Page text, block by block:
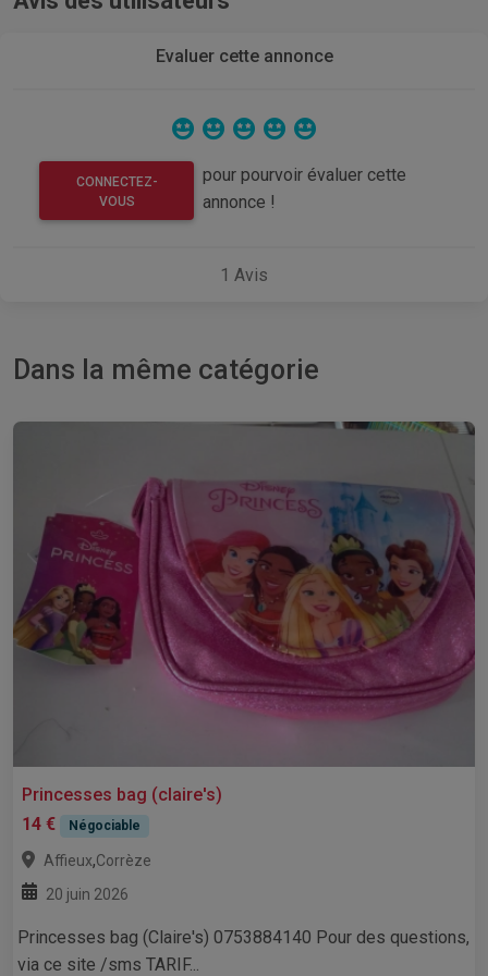
Evaluer cette annonce
CONNECTEZ-
VOUS
pour pourvoir évaluer cette
annonce !
1 Avis
Dans la même catégorie
Princesses bag (claire's)
14 €
Négociable
Affieux,Corrèze
20 juin 2026
Princesses bag (Claire's) 0753884140 Pour des questions,
via ce site /sms TARIF...